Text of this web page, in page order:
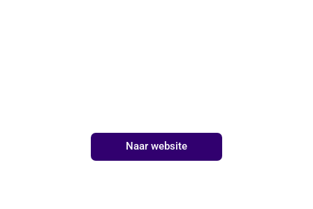
Naar website